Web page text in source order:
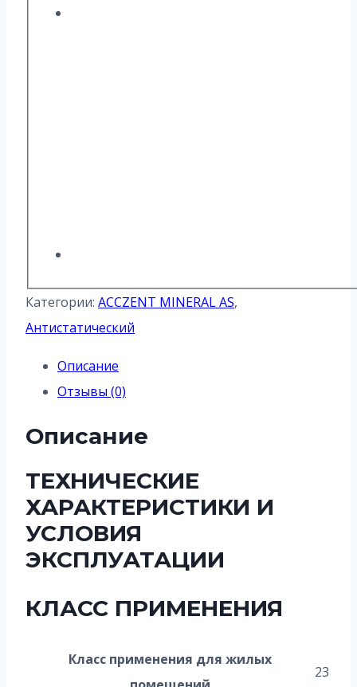
Категории: ACCZENT MINERAL AS,
Антистатический
Описание
Отзывы (0)
Описание
ТЕХНИЧЕСКИЕ
ХАРАКТЕРИСТИКИ И
УСЛОВИЯ
ЭКСПЛУАТАЦИИ
КЛАСС ПРИМЕНЕНИЯ
Класс применения для жилых
23